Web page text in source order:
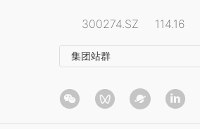
300274.SZ 114.16
集团站群